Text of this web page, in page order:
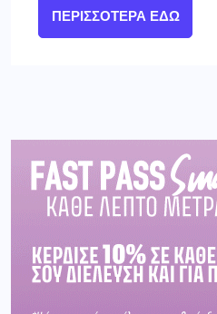
ΠΕΡΙΣΣΌΤΕΡΑ ΕΔΏ